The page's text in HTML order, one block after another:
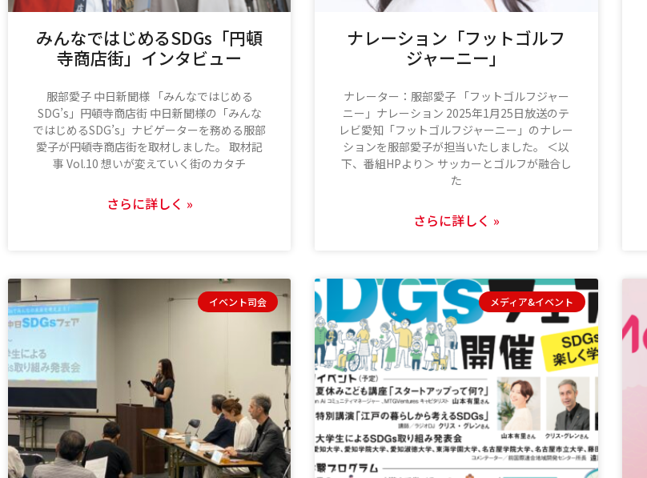
みんなではじめるSDGs「円頓
寺商店街」インタビュー
服部愛子 中日新聞様 「みんなではじめる
SDG’s」円頓寺商店街 中日新聞様の「みんな
ではじめるSDG’s」ナビゲーターを務める服部
愛子が円頓寺商店街を取材しました。 取材記
事 Vol.10 想いが変えていく街のカタチ
さらに詳しく »
ナレーション「フットゴルフ
ジャーニー」
ナレーター：服部愛子 「フットゴルフジャー
ニー」ナレーション 2025年1月25日放送のテ
レビ愛知「フットゴルフジャーニー」のナレー
ションを服部愛子が担当いたしました。 ＜以
下、番組HPより＞ サッカーとゴルフが融合し
た
さらに詳しく »
イベント司会 メディア&イベント